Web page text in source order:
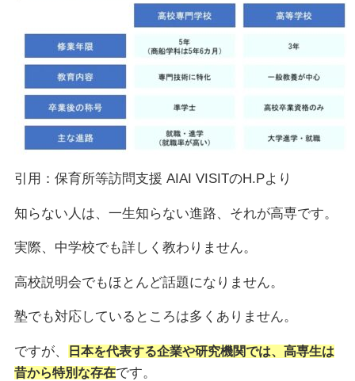
引用：保育所等訪問支援 AIAI VISITのH.Pより
知らない人は、一生知らない進路、それが高専です。
実際、中学校でも詳しく教わりません。
高校説明会でもほとんど話題になりません。
塾でも対応しているところは多くありません。
ですが、
日本を代表する企業や研究機関では、高専生は
昔から特別な存在です。